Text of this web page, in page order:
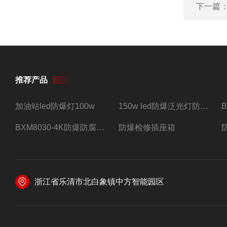
下一篇：
推荐产品
加油站led防爆灯100w 150w led防爆泛光灯防水防尘防爆三防灯
BXM8030-4K防爆防腐照明配电箱四路带总开关 防爆检修插座箱
浙江省乐清市北白象镇中方智能园区